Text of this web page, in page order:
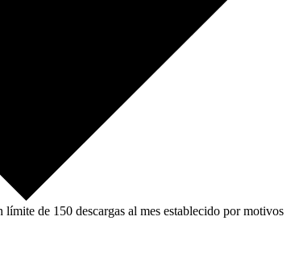
de 150 descargas al mes establecido por motivos